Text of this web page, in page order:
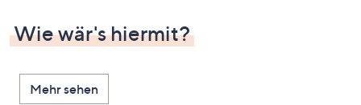
Wie wär's hiermit?
Mehr sehen